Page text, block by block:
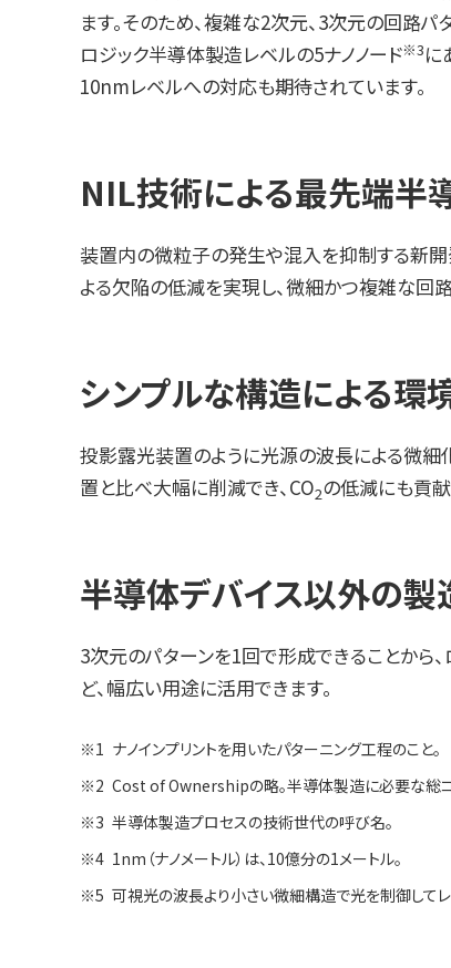
ます。そのため、複雑な2次元、3次元の回路パ
ロジック半導体製造レベルの5ナノノード※3に
10nmレベルへの対応も期待されています。
NIL技術による最先端半
装置内の微粒子の発生や混入を抑制する新
よる欠陥の低減を実現し、微細かつ複雑な回
シンプルな構造による環
投影露光装置のように光源の波長による微細
置と比べ大幅に削減でき、CO2の低減にも貢献
半導体デバイス以外の
3次元のパターンを1回で形成できることから
ど、幅広い用途に活用できます。
※1 ナノインプリントを用いたパターニング工程のこと。
※2 Cost of Ownershipの略。半導体製造に必要な総コ
※3 半導体製造プロセスの技術世代の呼び名。
※4 1nm（ナノメートル）は、10億分の1メートル。
※5 可視光の波長より小さい微細構造で光を制御して